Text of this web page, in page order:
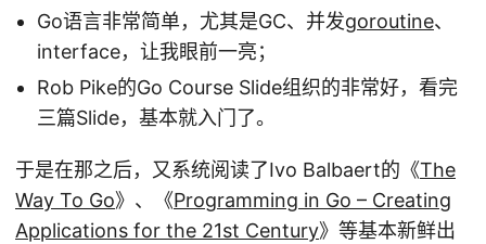
Go语言非常简单，尤其是GC、并发goroutine、
interface，让我眼前一亮；
Rob Pike的Go Course Slide组织的非常好，看完
三篇Slide，基本就入门了。
于是在那之后，又系统阅读了Ivo Balbaert的《The
Way To Go》、《Programming in Go – Creating
Applications for the 21st Century》等基本新鲜出